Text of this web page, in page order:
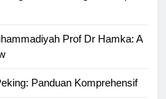
Semarang: A Complete
Prof Dr Hamka: A